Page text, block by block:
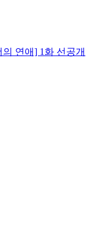
연애] 1화 선공개